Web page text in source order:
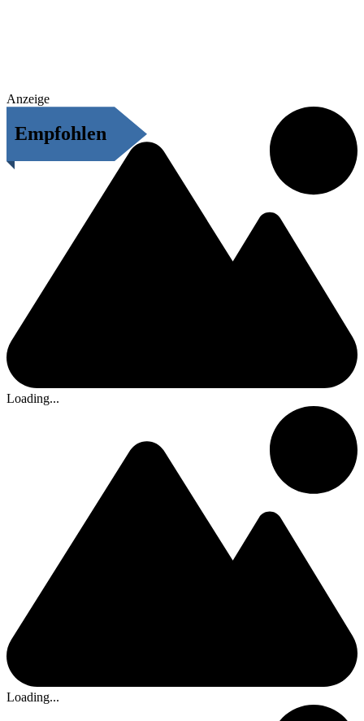
Anzeige
Empfohlen
Loading...
Loading...